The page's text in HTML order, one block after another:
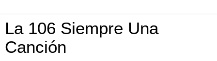
La 106 Siempre Una
Canción